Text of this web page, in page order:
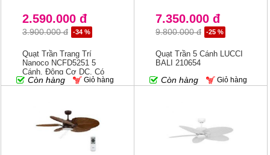
2.590.000 đ
3.900.000 đ -34 %
Quạt Trần Trang Trí
Nanoco NCFD5251 5
Cánh, Động Cơ DC, Có
Remote
Còn hàng Giỏ hàng
7.350.000 đ
9.800.000 đ -25 %
Quạt Trần 5 Cánh LUCCI
BALI 210654
Còn hàng Giỏ hàng